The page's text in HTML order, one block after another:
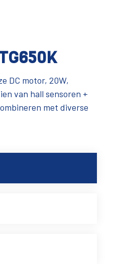
DC motor, 20W,
van hall sensoren +
met diverse